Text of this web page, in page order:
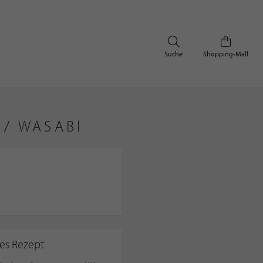
Shopping-Mall
Suche
WASABI
Rezept